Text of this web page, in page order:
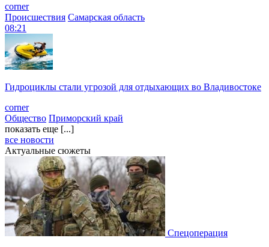
corner
Происшествия Самарская область
08:21
Гидроциклы стали угрозой для отдыхающих во Владивостоке
corner
Общество Приморский край
показать еще [...]
все новости
Актуальные сюжеты
Спецоперация